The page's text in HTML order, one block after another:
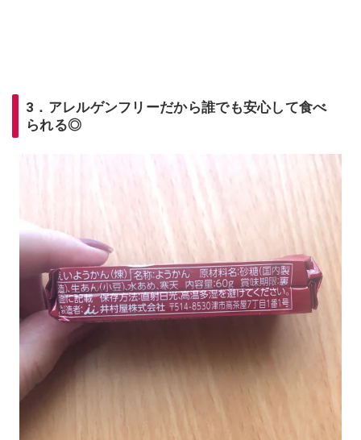
3．アレルゲンフリーだから誰でも安心して食べ
られる◎